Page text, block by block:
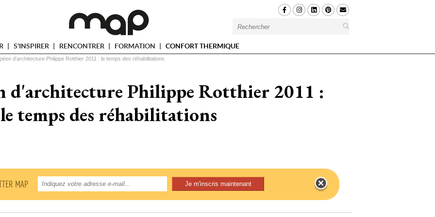
S'INSPIRER RENCONTRER FORMATION CONFORT THERMIQUE
d'architecture Philippe Rotthier 2011 : le temps des réhabilitations
d'architecture Philippe Rotthier 2011 :
le temps des réhabilitations
MAP